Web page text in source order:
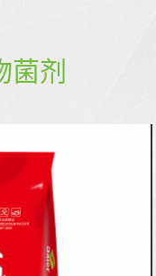
菌剂